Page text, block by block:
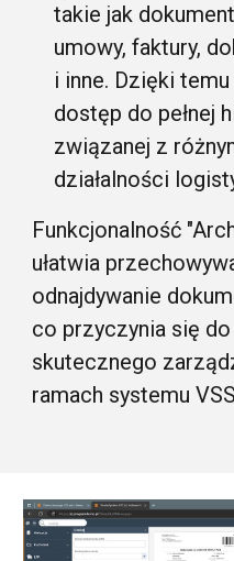
takie jak
umowy, faktury,
i inne. Dzięki
dostęp do pełnej
związanej z
działalności
Funkcjonalność
ułatwia
odnajdywanie
co przyczynia się
skutecznego
ramach systemu